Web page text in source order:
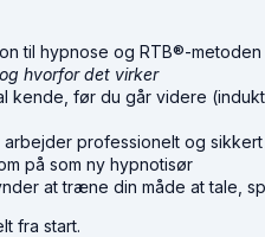
til hypnose og RTB®-metoden
hvorfor det virker
før du går videre
professionelt og
på som ny hypnotisør
at træne din måde at tale,
fra start.